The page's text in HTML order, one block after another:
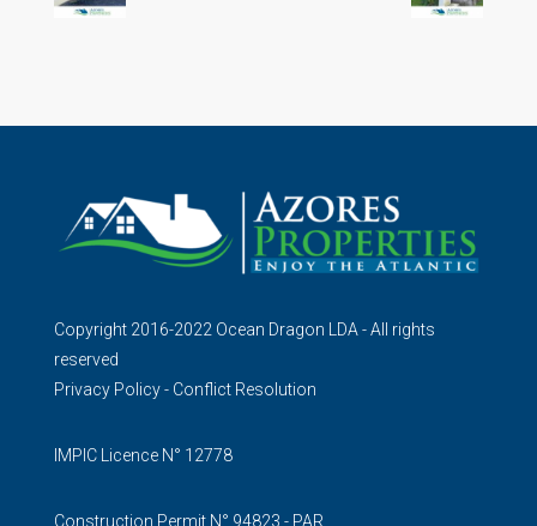
Copyright 2016-2022 Ocean Dragon LDA - All rights
reserved
Privacy Policy- Conflict Resolution
IMPIC Licence N° 12778
Construction Permit N° 94823 - PAR